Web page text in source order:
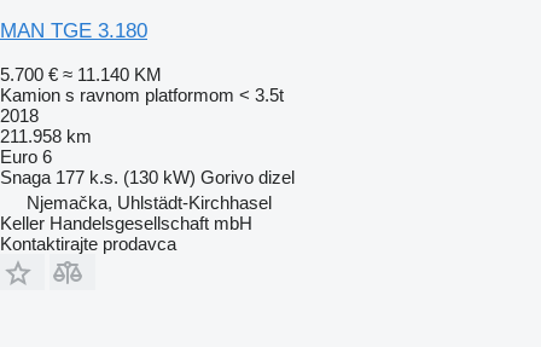
MAN TGE 3.180
5.700 € ≈ 11.140 KM
Kamion s ravnom platformom < 3.5t
2018
211.958 km
Euro 6
Snaga 177 k.s. (130 kW) Gorivo dizel
Njemačka, Uhlstädt-Kirchhasel
Keller Handelsgesellschaft mbH
Kontaktirajte prodavca